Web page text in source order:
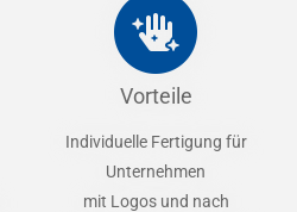
Vorteile
Individuelle Fertigung für
Unternehmen
mit Logos und nach